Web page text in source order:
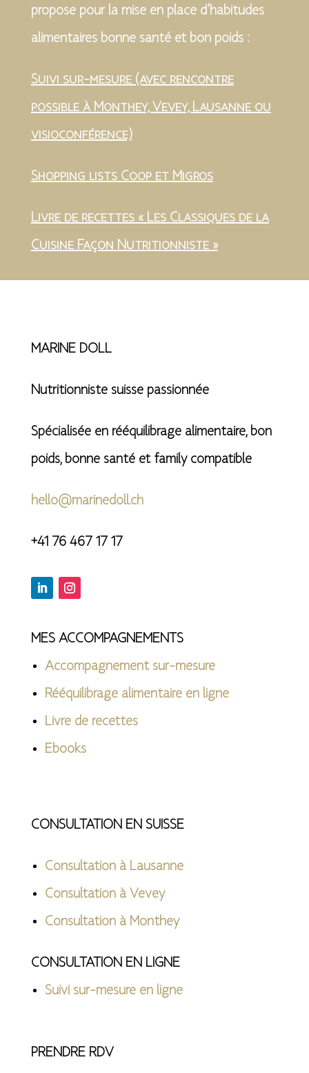
propose pour la mise en place d’habitudes
alimentaires bonne santé et bon poids :
Suivi sur-mesure (avec rencontre
possible à Monthey, Vevey, Lausanne ou
visioconférence)
Shopping lists Coop et Migros
Livre de recettes « Les Classiques de la
Cuisine Façon Nutritionniste »
MARINE DOLL
Nutritionniste suisse passionnée
Spécialisée en rééquilibrage alimentaire, bon
poids, bonne santé et family compatible
hello@marinedoll.ch
+41 76 467 17 17
MES ACCOMPAGNEMENTS
Accompagnement sur-mesure
Rééquilibrage alimentaire en ligne
Livre de recettes
Ebooks
CONSULTATION EN SUISSE
Consultation à Lausanne
Consultation à Vevey
Consultation à Monthey
CONSULTATION EN LIGNE
Suivi sur-mesure en ligne
PRENDRE RDV